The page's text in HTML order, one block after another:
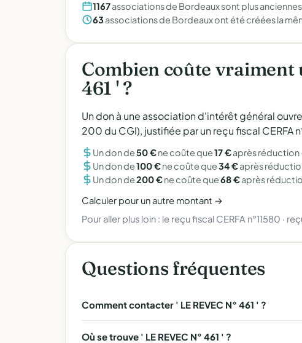
1167associations de Bordeaux sont plus anciennes
63associations de Bordeaux ont été créées la
Combien coûte vraiment
461 ' ?
Un don à une association d'intérêt général
200 du CGI), justifiée par un reçu fiscal CERFA
Un don de50 €ne coûte que17 €après réduction
Un don de100 €ne coûte que34 €après
Un don de200 €ne coûte que68 €après
Calculer pour un autre montant →
Pour aller plus loin : le reçu fiscal CERFA n°11580 ·
Questions fréquentes
Comment contacter ' LE REVEC N° 461 ' ?
Où se trouve ' LE REVEC N° 461 ' ?